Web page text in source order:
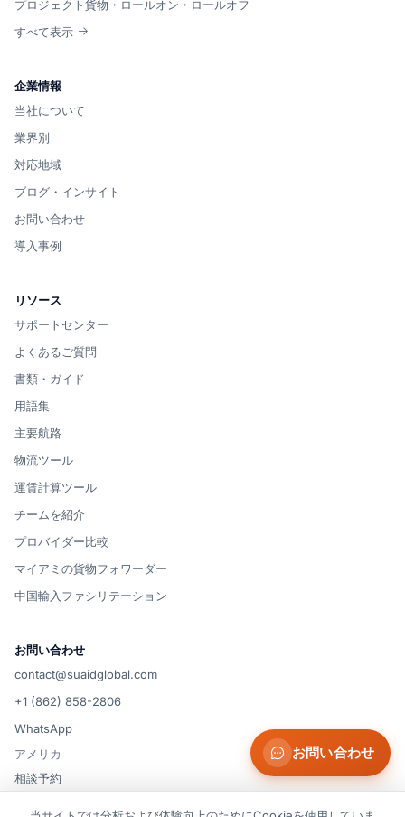
プロジェクト貨物・ロールオン・ロールオフ
すべて表示
企業情報
当社について
業界別
対応地域
ブログ・インサイト
お問い合わせ
導入事例
リソース
サポートセンター
よくあるご質問
書類・ガイド
用語集
主要航路
物流ツール
運賃計算ツール
チームを紹介
プロバイダー比較
マイアミの貨物フォワーダー
中国輸入ファシリテーション
お問い合わせ
contact@suaidglobal.com
+1 (862) 858-2806
WhatsApp
アメリカ
相談予約
お問い合わせ